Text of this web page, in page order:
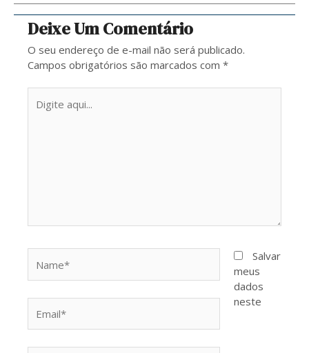
Deixe Um Comentário
O seu endereço de e-mail não será publicado.
Campos obrigatórios são marcados com *
aqui...
Salvar
meus
dados
neste